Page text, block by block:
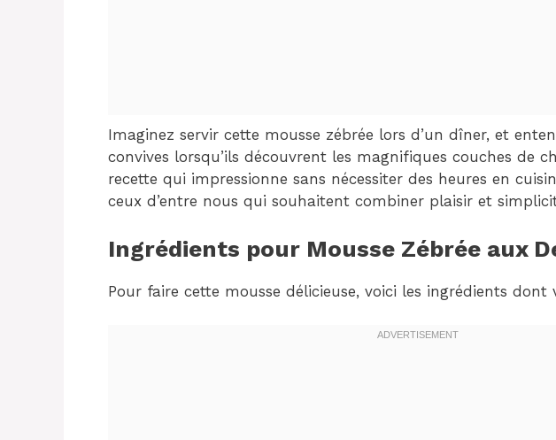
Imaginez servir cette mousse zébrée lors d’un dîner, et
convives lorsqu’ils découvrent les magnifiques couches de
recette qui impressionne sans nécessiter des heures en
ceux d’entre nous qui souhaitent combiner plaisir et
Ingrédients pour Mousse Zébrée aux
Pour faire cette mousse délicieuse, voici les ingrédients dont